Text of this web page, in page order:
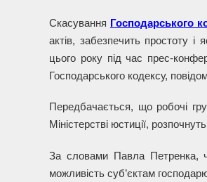
Скасування Господарського
актів, забезпечить простоту і
цього року під час прес-
Господарського кодексу,
Передбачається, що робочі
Міністерстві юстиції,
За словами Павла Петренка,
можливість суб’єктам